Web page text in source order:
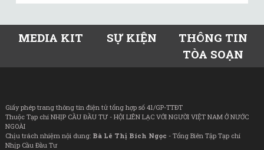
MEDIA KIT SỰ KIỆN
THÔNG TIN
TÒA SOẠN
Giấy phép trang thông tin điện tử tổng hợp số 41/GP-TTĐT
Thuộc Tạp chí NHỊP CẦU ĐẦU TƯ - HỘI LIÊN LẠC VỚI NGƯỜI VIỆT NAM Ở NƯỚC
NGOÀI
Chịu trách nhiệm nội dung: Bà Lê Thị Bích Ngọc - Tổng Biên Tập Tạp chí
Nhịp Cầu Đầu Tư